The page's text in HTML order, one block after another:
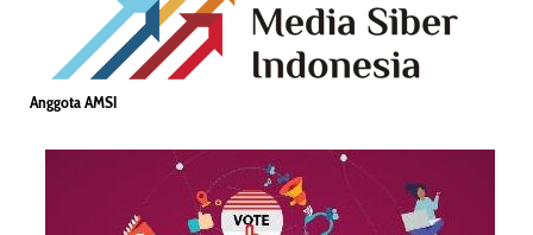
Anggota AMSI